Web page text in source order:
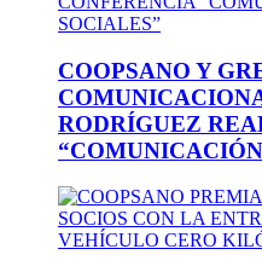
COOPSANO Y
RODRÍGUEZ